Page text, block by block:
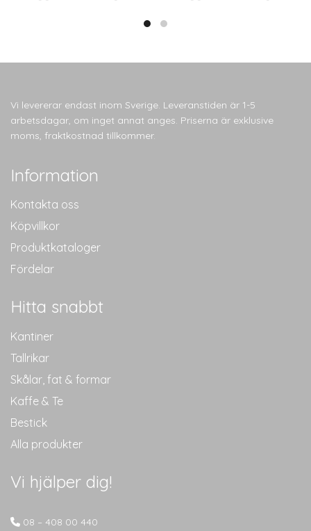
Vi levererar endast inom Sverige. Leveranstiden är 1-5
arbetsdagar, om inget annat anges. Priserna är exklusive
moms, fraktkostnad tillkommer.
Information
Kontakta oss
Köpvillkor
Produktkataloger
Fördelar
Hitta snabbt
Kantiner
Tallrikar
Skålar, fat & formar
Kaffe & Te
Bestick
Alla produkter
Vi hjälper dig!
08 – 408 00 440